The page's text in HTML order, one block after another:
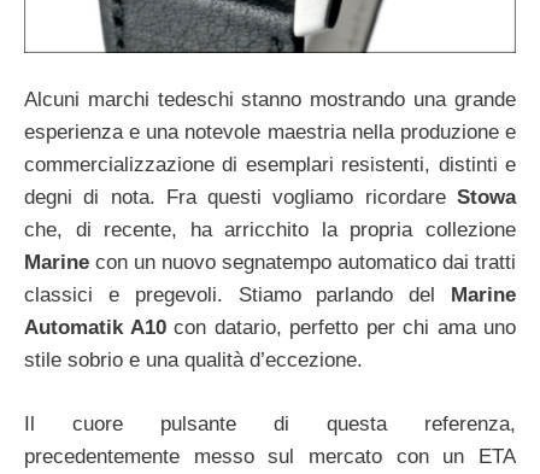
Alcuni marchi tedeschi stanno mostrando una grande
esperienza e una notevole maestria nella produzione e
commercializzazione di esemplari resistenti, distinti e
degni di nota. Fra questi vogliamo ricordare Stowa
che, di recente, ha arricchito la propria collezione
Marine con un nuovo segnatempo automatico dai tratti
classici e pregevoli. Stiamo parlando del
Marine
Automatik A10con datario, perfetto per chi ama uno
stile sobrio e una qualità d’eccezione.
Il cuore pulsante di questa referenza,
precedentemente messo sul mercato con un ETA